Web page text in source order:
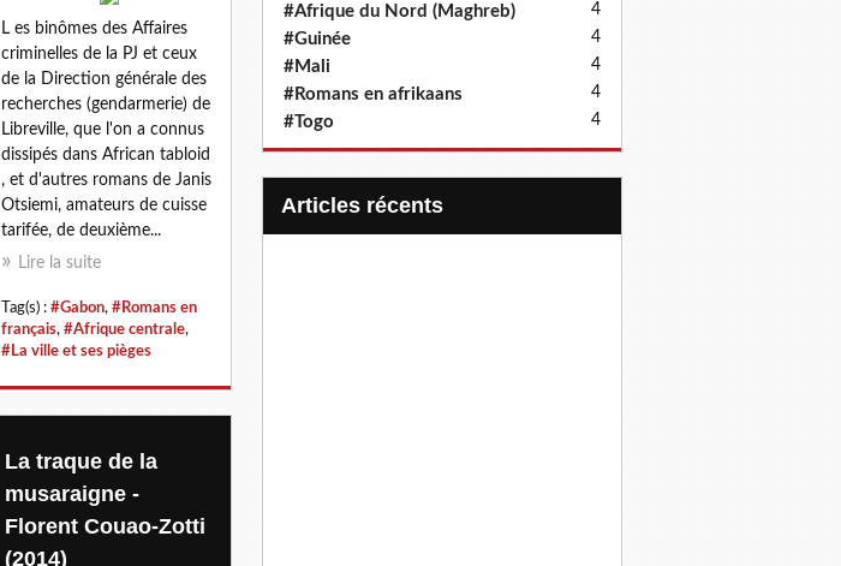
L es binômes des Affaires
criminelles de la PJ et ceux
de la Direction générale des
recherches (gendarmerie) de
Libreville, que l'on a connus
dissipés dans African tabloid
, et d'autres romans de Janis
Otsiemi, amateurs de cuisse
tarifée, de deuxième...
Lire la suite
Tag(s) : #Gabon, #Romans en
français, #Afrique centrale,
#La ville et ses pièges
La traque de la
musaraigne -
Florent Couao-Zotti
(2014)
#Afrique du Nord (Maghreb) 4
#Guinée 4
#Mali 4
#Romans en afrikaans 4
#Togo 4
articles récents